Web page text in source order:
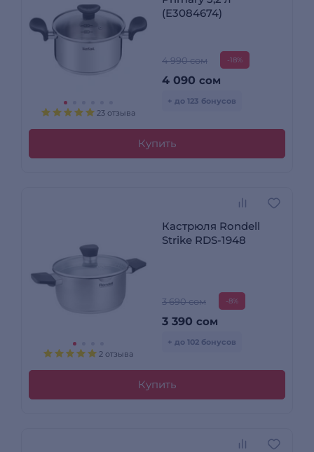
23 отзыва
(E3084674)
4 990 сом -18%
4 090 сом
+ до 123 бонусов
Купить
2 отзыва
Кастрюля Rondell
Strike RDS-1948
3 690 сом -8%
3 390 сом
+ до 102 бонусов
Купить